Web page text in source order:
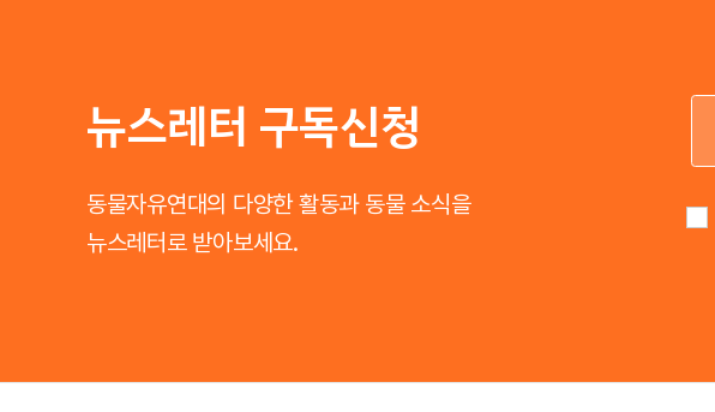
뉴스레터 구독신청
동물자유연대의 다양한 활동과 동물 소식을
뉴스레터로 받아보세요.